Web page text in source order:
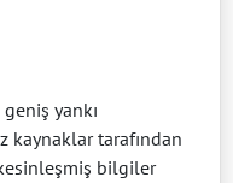
yankı
kaynaklar tarafından
bilgiler